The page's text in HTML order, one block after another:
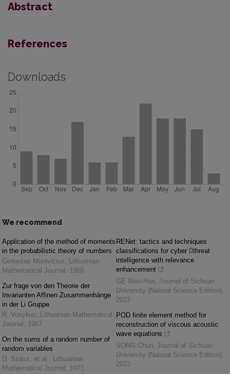
Abstract
References
Downloads
We recommend
Application of the method of moments
in the probabilistic theory of numbers
Gintautas Misevičius, Lithuanian
Mathematical Journal , 1965
Zur frage von den Theorie der
Invarianten Affinen Zusammenhänge
in der Li Gruppe
R. Vosylius, Lithuanian Mathematical
Journal , 1967
On the sums of a random number of
random variables
D. Szász, et al. , Lithuanian
Mathematical Journal , 1971
RENet: tactics and techniques
classifications for cyber threat
intelligence with relevance
enhancement
GE Wen-Han, Journal of Sichuan
University (Natural Science Edition),
2022
POD finite element method for
reconstruction of viscous acoustic
wave equations
SONG Chun, Journal of Sichuan
University (Natural Science Edition),
2023